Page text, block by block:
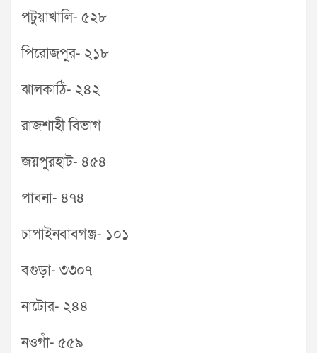
পটুয়াখালি- ৫২৮
পিরোজপুর- ২১৮
ঝালকাঠি- ২৪২
রাজশাহী বিভাগ
জয়পুরহাট- ৪৫৪
পাবনা- ৪৭৪
চাপাইনবাবগঞ্জ- ১০১
বগুড়া- ৩৩০৭
নাটোর- ২৪৪
নওগাঁ- ৫৫৯